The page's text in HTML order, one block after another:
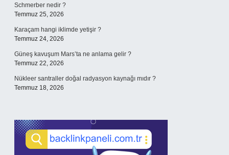
Schmerber nedir ?
Temmuz 25, 2026
Karaçam hangi iklimde yetişir ?
Temmuz 24, 2026
Güneş kavuşum Mars’ta ne anlama gelir ?
Temmuz 22, 2026
Nükleer santraller doğal radyasyon kaynağı mıdır ?
Temmuz 18, 2026